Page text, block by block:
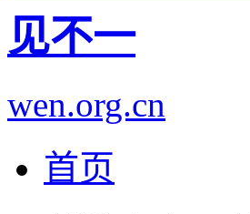
见不一
wen.org.cn
首页